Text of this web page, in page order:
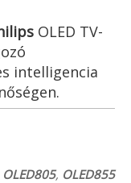
OLED TV-
intelligencia
OLED805, OLED855